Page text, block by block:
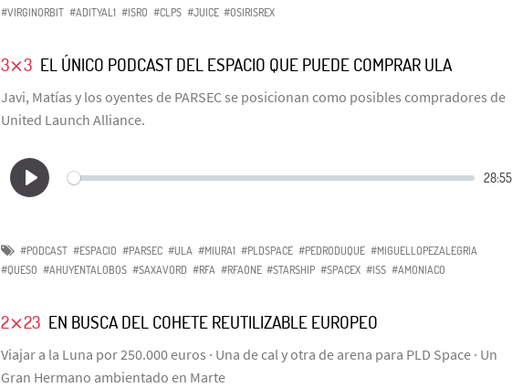
#VIRGINORBIT #ADITYAL1 #ISRO #CLPS #JUICE #OSIRISREX
3⨯3 EL ÚNICO PODCAST DEL ESPACIO QUE PUEDE COMPRAR ULA
Javi, Matías y los oyentes de PARSEC se posicionan como posibles compradores de
United Launch Alliance.
#PODCAST #ESPACIO #PARSEC #ULA #MIURA1 #PLDSPACE #PEDRODUQUE #MIGUELLOPEZALEGRIA
#QUESO #AHUYENTALOBOS #SAXAVORD #RFA #RFAONE #STARSHIP #SPACEX #ISS #AMONIACO
2⨯23 EN BUSCA DEL COHETE REUTILIZABLE EUROPEO
Viajar a la Luna por 250.000 euros · Una de cal y otra de arena para PLD Space · Un
Gran Hermano ambientado en Marte